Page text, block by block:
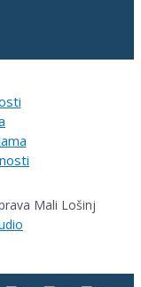
Mali Lošinj